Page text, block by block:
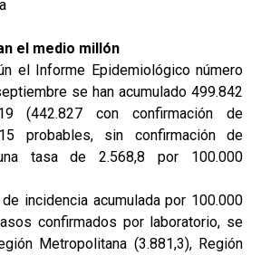
el medio millón
el Informe Epidemiológico número
se han acumulado 499.842
(442.827 con confirmación de
probables, sin confirmación de
tasa de 2.568,8 por 100.000
incidencia acumulada por 100.000
confirmados por laboratorio, se
Metropolitana (3.881,3), Región